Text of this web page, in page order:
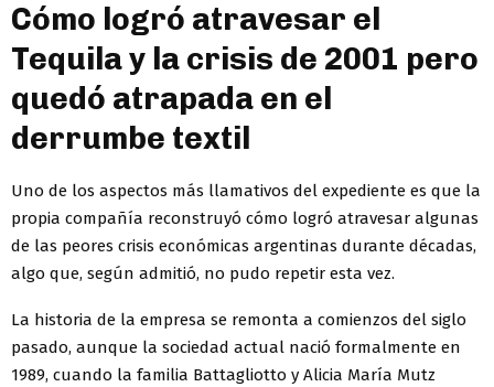
Cómo logró atravesar el
Tequila y la crisis de 2001 pero
quedó atrapada en el
derrumbe textil
Uno de los aspectos más llamativos del expediente es que la
propia compañía reconstruyó cómo logró atravesar algunas
de las peores crisis económicas argentinas durante décadas,
algo que, según admitió, no pudo repetir esta vez.
La historia de la empresa se remonta a comienzos del siglo
pasado, aunque la sociedad actual nació formalmente en
1989, cuando la familia Battagliotto y Alicia María Mutz